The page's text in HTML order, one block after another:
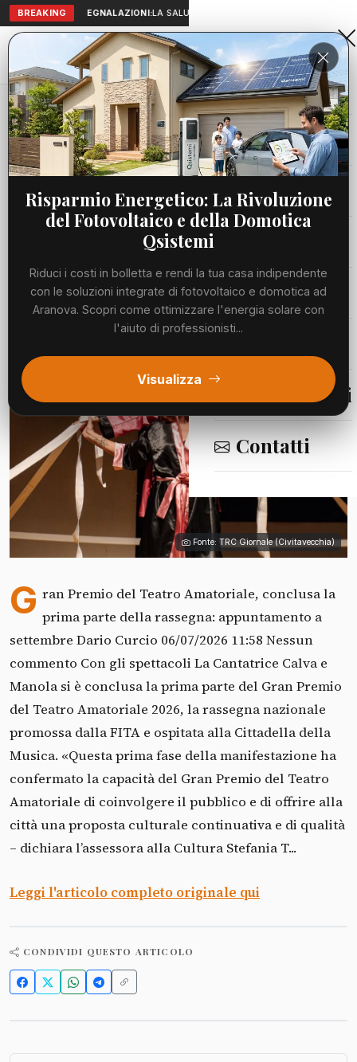
BREAKING SEGNALAZIONI:LA SALUTE A PORTATA DI MANO:
Aranova • NET
PORTALE UTILE AL TERRITORIO
Home
Cronaca
Viabilità
Meteo
Segnalazioni
Contatti
Cronaca Gran Premio del Teatro Amatoriale, conclusa la...
CRONACA
Gran Premio del Teatro Amatoriale,
conclusa la prima parte della
rassegna: appuntamento a
settembre - TRC Giornale
LUNEDÌ, 06 LUGLIO 2026 40 LETTURE 1 MIN DI LETTURA
Fonte: TRC Giornale (Civitavecchia)
G ran Premio del Teatro Amatoriale, conclusa la
prima parte della rassegna: appuntamento a
settembre Dario Curcio 06/07/2026 11:58 Nessun
commento Con gli spettacoli La Cantatrice Calva e
Manola si è conclusa la prima parte del Gran Premio
del Teatro Amatoriale 2026, la rassegna nazionale
promossa dalla FITA e ospitata alla Cittadella della
Musica. «Questa prima fase della manifestazione ha
confermato la capacità del Gran Premio del Teatro
Amatoriale di coinvolgere il pubblico e di offrire alla
città una proposta culturale continuativa e di qualità
– dichiara l’assessora alla Cultura Stefania T...
Leggi l'articolo completo originale qui
CONDIVIDI QUESTO ARTICOLO
Risparmio Energetico: La Rivoluzione
del Fotovoltaico e della Domotica
Qsistemi
Riduci i costi in bolletta e rendi la tua casa indipendente
con le soluzioni integrate di fotovoltaico e domotica ad
Aranova. Scopri come ottimizzare l'energia solare con
l'aiuto di professionisti...
Visualizza